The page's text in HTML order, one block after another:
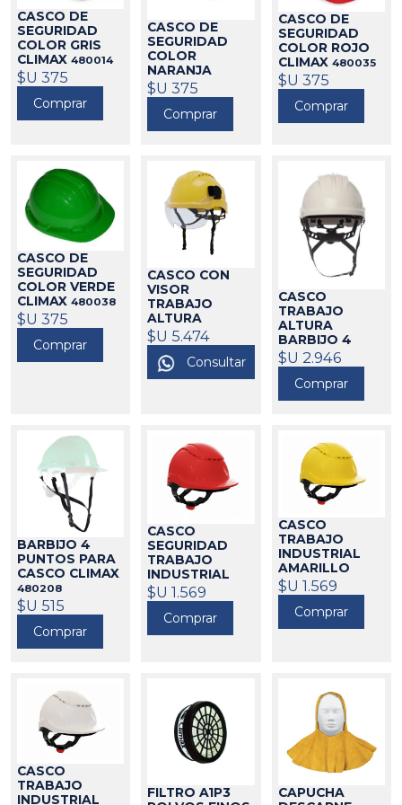
CASCO DE
SEGURIDAD
COLOR GRIS
CLIMAX 480014
$U 375
Comprar
CASCO DE
SEGURIDAD
COLOR
NARANJA
CLIMAX
$U 375
Comprar
CASCO DE
SEGURIDAD
COLOR ROJO
CLIMAX 480035
$U 375
Comprar
CASCO DE
SEGURIDAD
COLOR VERDE
CLIMAX 480038
$U 375
Comprar
CASCO CON
VISOR
TRABAJO
ALTURA
BARBIJO 4
PUNTAS
CLIMAX480202
$U 5.474
Consultar
CASCO
TRABAJO
ALTURA
BARBIJO 4
PUNTOS
CLIMAX480203
$U 2.946
Comprar
BARBIJO 4
PUNTOS PARA
CASCO CLIMAX
480208
$U 515
Comprar
CASCO
SEGURIDAD
TRABAJO
INDUSTRIAL
ROJO CLIMAX
480210
$U 1.569
Comprar
CASCO
TRABAJO
INDUSTRIAL
AMARILLO
TANGO CLIMAX
480211
$U 1.569
Comprar
CASCO
TRABAJO
INDUSTRIAL
FILTRO A1P3
CAPUCHA